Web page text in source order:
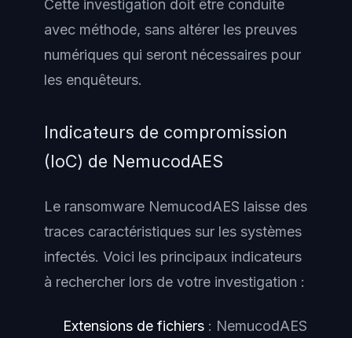
Cette investigation doit être conduite
avec méthode, sans altérer les preuves
numériques qui seront nécessaires pour
les enquêteurs.
Indicateurs de compromission
(IoC) de NemucodAES
Le ransomware NemucodAES laisse des
traces caractéristiques sur les systèmes
infectés. Voici les principaux indicateurs
à rechercher lors de votre investigation :
Extensions de fichiers : NemucodAES